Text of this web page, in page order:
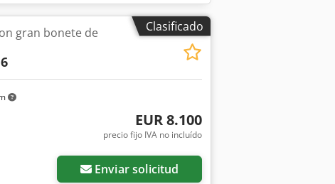
Clasificado
gran bonete de
EUR 8.100
precio fijo IVA no incluído
Enviar solicitud